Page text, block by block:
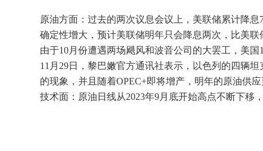
原油方面：过去的两次议息会议上，美联储累计降
确定性增大，预计美联储明年只会降息两次，比美
由于10月份遭遇两场飓风和波音公司的大罢工，美
11月29日，黎巴嫩官方通讯社表示，以色列的四辆
的现象，并且随着OPEC+即将增产，明年的原油供
技术面：原油日线从2023年9月底开始高点不断下移